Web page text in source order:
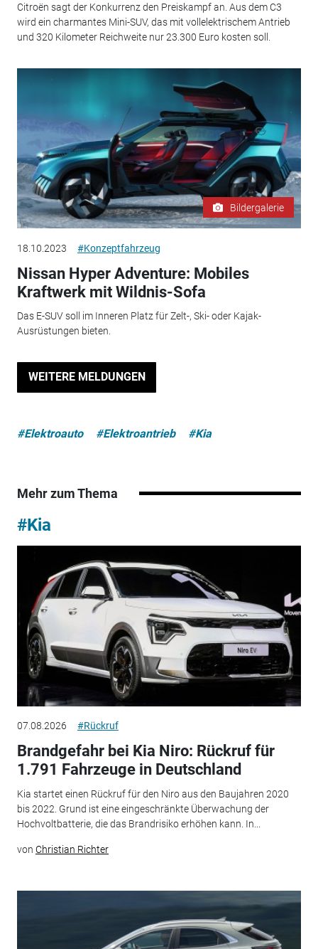
Citroën sagt der Konkurrenz den Preiskampf an. Aus dem C3
wird ein charmantes Mini-SUV, das mit vollelektrischem Antrieb
und 320 Kilometer Reichweite nur 23.300 Euro kosten soll.
Bildergalerie
18.10.2023 #Konzeptfahrzeug
Nissan Hyper Adventure: Mobiles
Kraftwerk mit Wildnis-Sofa
Das E-SUV soll im Inneren Platz für Zelt-, Ski- oder Kajak-
Ausrüstungen bieten.
WEITERE MELDUNGEN
#Elektroauto #Elektroantrieb #Kia
Mehr zum Thema
#Kia
07.08.2026 #Rückruf
Brandgefahr bei Kia Niro: Rückruf für
1.791 Fahrzeuge in Deutschland
Kia startet einen Rückruf für den Niro aus den Baujahren 2020
bis 2022. Grund ist eine eingeschränkte Überwachung der
Hochvoltbatterie, die das Brandrisiko erhöhen kann. In...
von Christian Richter